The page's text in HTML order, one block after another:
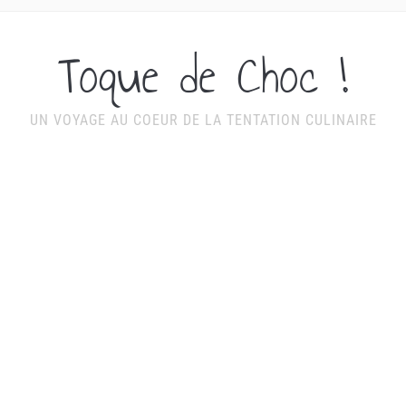
Toque de Choc !
UN VOYAGE AU COEUR DE LA TENTATION CULINAIRE